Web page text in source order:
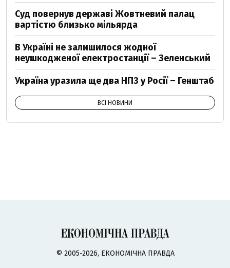
Суд повернув державі Жовтневий палац
вартістю близько мільярда
В Україні не залишилося жодної
неушкодженої електростанції – Зеленський
Україна уразила ще два НПЗ у Росії – Генштаб
ВСІ НОВИНИ
© 2005-2026, ЕКОНОМІЧНА ПРАВДА